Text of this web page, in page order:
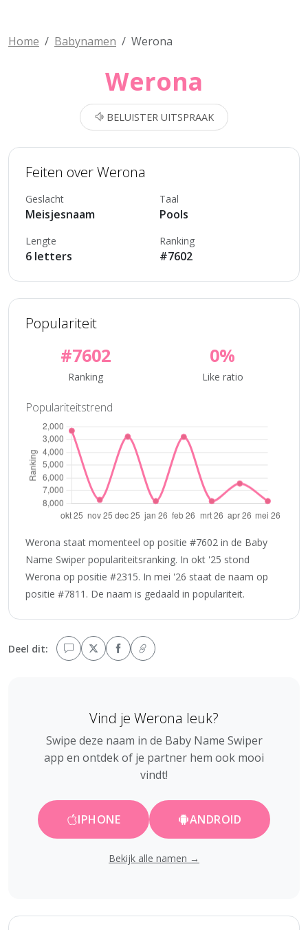
Home Babynamen Werona
Werona
BELUISTER UITSPRAAK
Feiten over Werona
Geslacht
Meisjesnaam
Taal
Pools
Lengte
6 letters
Ranking
#7602
Populariteit
#7602
Ranking
0%
Like ratio
Populariteitstrend
Werona staat momenteel op positie #7602 in de Baby
Name Swiper populariteitsranking. In okt '25 stond
Werona op positie #2315. In mei '26 staat de naam op
positie #7811. De naam is gedaald in populariteit.
Deel dit:
Vind je Werona leuk?
Swipe deze naam in de Baby Name Swiper
app en ontdek of je partner hem ook mooi
vindt!
IPHONE ANDROID
Bekijk alle namen →